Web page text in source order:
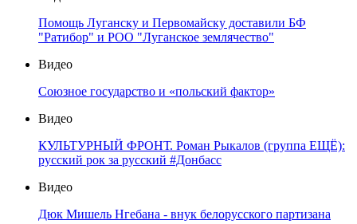
Помощь Луганску и Первомайску доставили БФ
"Ратибор" и РОО "Луганское землячество"
Видео
Союзное государство и «польский фактор»
Видео
КУЛЬТУРНЫЙ ФРОНТ. Роман Рыкалов (группа ЕЩЁ):
русский рок за русский #Донбасс
Видео
Дюк Мишель Нгебана - внук белорусского партизана